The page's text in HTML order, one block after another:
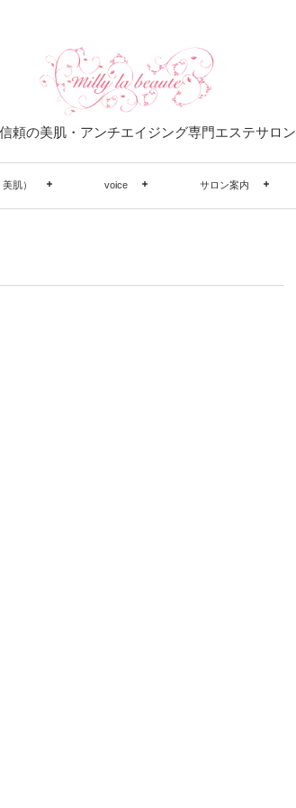
頼の美肌・アンチエイジング専門エステサロン
肌） voice サロン案内